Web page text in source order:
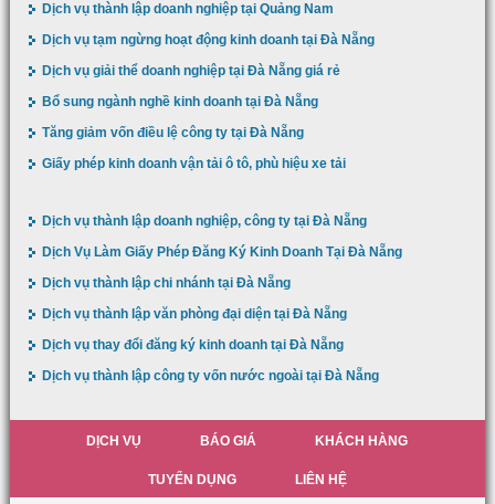
Dịch vụ thành lập doanh nghiệp tại Quảng Nam
Dịch vụ tạm ngừng hoạt động kinh doanh tại Đà Nẵng
Dịch vụ giải thể doanh nghiệp tại Đà Nẵng giá rẻ
Bổ sung ngành nghề kinh doanh tại Đà Nẵng
Tăng giảm vốn điều lệ công ty tại Đà Nẵng
Giấy phép kinh doanh vận tải ô tô, phù hiệu xe tải
Dịch vụ thành lập doanh nghiệp, công ty tại Đà Nẵng
Dịch Vụ Làm Giấy Phép Đăng Ký Kinh Doanh Tại Đà Nẵng
Dịch vụ thành lập chi nhánh tại Đà Nẵng
Dịch vụ thành lập văn phòng đại diện tại Đà Nẵng
Dịch vụ thay đổi đăng ký kinh doanh tại Đà Nẵng
Dịch vụ thành lập công ty vốn nước ngoài tại Đà Nẵng
DỊCH VỤ BÁO GIÁ KHÁCH HÀNG
TUYỂN DỤNG LIÊN HỆ